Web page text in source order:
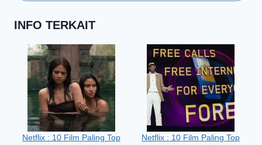
INFO TERKAIT
Netflix : 10 Film Paling Top
Netflix : 10 Film Paling Top